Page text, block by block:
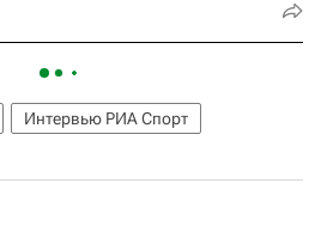
Интервью РИА Спорт